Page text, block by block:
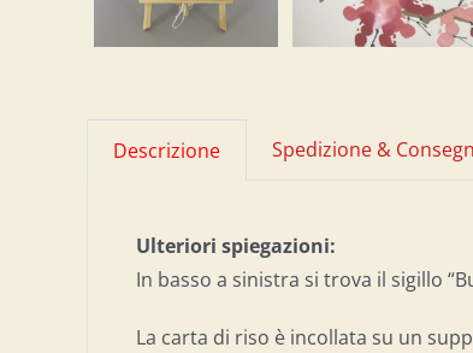
Descrizione Spedizione &
Ulteriori spiegazioni:
In basso a sinistra si trova il sigillo
La carta di riso è incollata su un